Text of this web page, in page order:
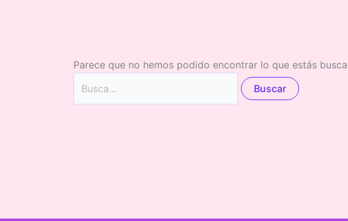
Parece que no hemos podido encontrar lo que estás